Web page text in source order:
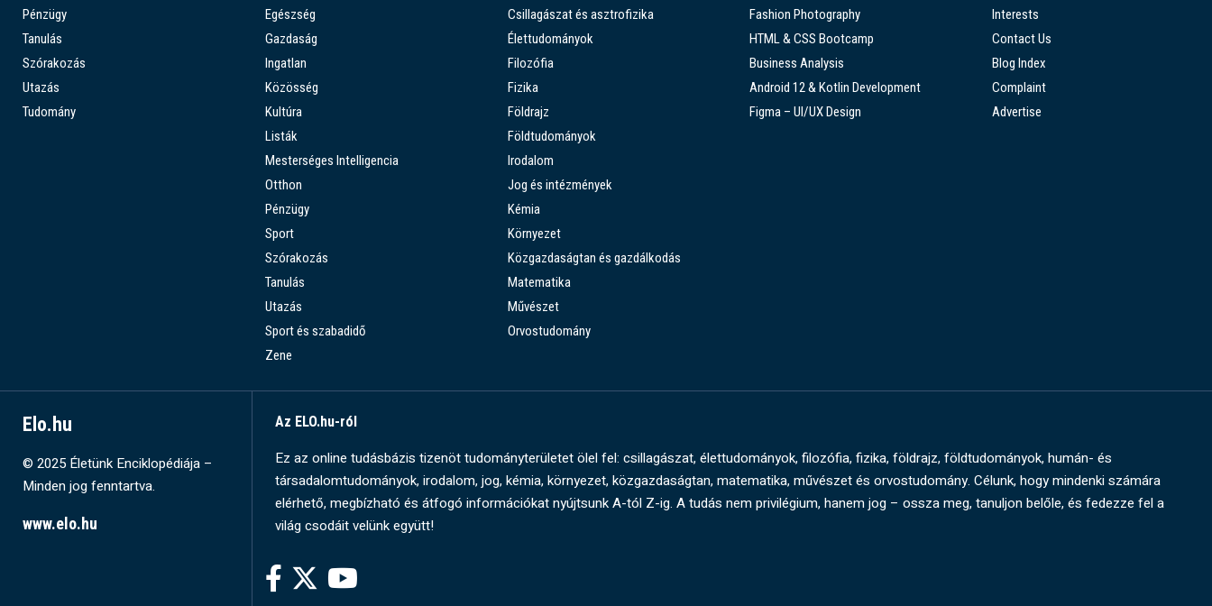
Pénzügy
Tanulás
Szórakozás
Utazás
Tudomány
Egészség
Gazdaság
Ingatlan
Közösség
Kultúra
Listák
Mesterséges Intelligencia
Otthon
Pénzügy
Sport
Szórakozás
Tanulás
Utazás
Sport és szabadidő
Zene
Csillagászat és asztrofizika
Élettudományok
Filozófia
Fizika
Földrajz
Földtudományok
Irodalom
Jog és intézmények
Kémia
Környezet
Közgazdaságtan és gazdálkodás
Matematika
Művészet
Orvostudomány
Fashion Photography
HTML & CSS Bootcamp
Business Analysis
Android 12 & Kotlin Development
Figma – UI/UX Design
Interests
Contact Us
Blog Index
Complaint
Advertise
Elo.hu
© 2025 Életünk Enciklopédiája –
Minden jog fenntartva.
www.elo.hu
Az ELO.hu-ról
Ez az online tudásbázis tizenöt tudományterületet ölel fel: csillagászat, élettudományok, filozófia, fizika, földrajz, földtudományok, humán- és
társadalomtudományok, irodalom, jog, kémia, környezet, közgazdaságtan, matematika, művészet és orvostudomány. Célunk, hogy mindenki számára
elérhető, megbízható és átfogó információkat nyújtsunk A-tól Z-ig. A tudás nem privilégium, hanem jog – ossza meg, tanuljon belőle, és fedezze fel a
világ csodáit velünk együtt!